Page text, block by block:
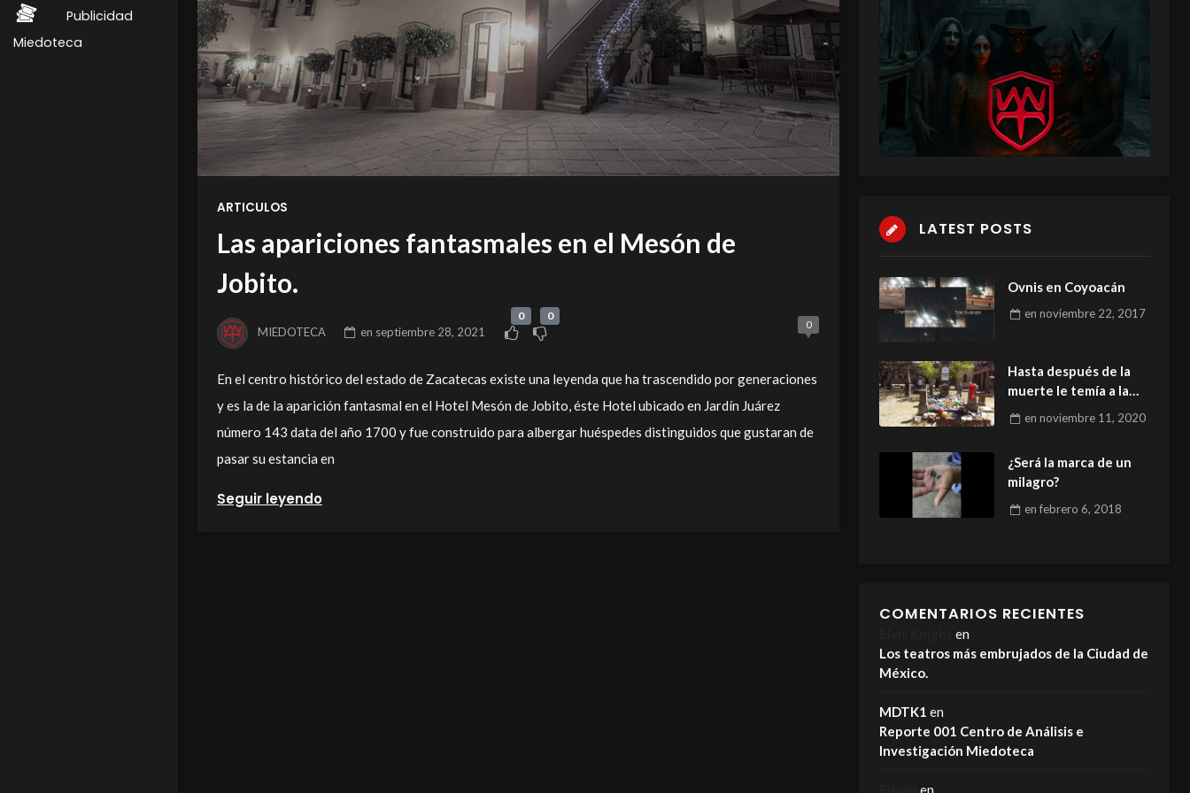
Publicidad
Miedoteca
ARTICULOS
Las apariciones fantasmales en el Mesón de
Jobito.
MIEDOTECA en septiembre 28, 2021
0 0
0
En el centro histórico del estado de Zacatecas existe una leyenda que ha trascendido por generaciones
y es la de la aparición fantasmal en el Hotel Mesón de Jobito, éste Hotel ubicado en Jardín Juárez
número 143 data del año 1700 y fue construido para albergar huéspedes distinguidos que gustaran de
pasar su estancia en
Seguir leyendo
LATEST POSTS
Ovnis en Coyoacán
ennoviembre 22, 2017
Hasta después de la
muerte le temía a la
obscuridad
ennoviembre 11, 2020
¿Será la marca de un
milagro?
enfebrero 6, 2018
COMENTARIOS RECIENTES
en
Los teatros más embrujados de la Ciudad de
México.
MDTK1 en
Reporte 001 Centro de Análisis e
Investigación Miedoteca
en